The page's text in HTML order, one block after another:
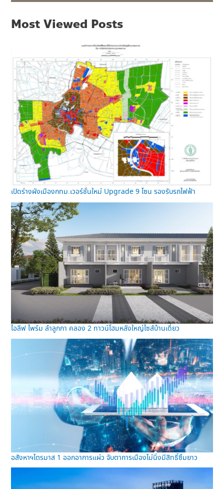
Most Viewed Posts
เปิดร่างผังเมืองกทม.เวอร์ชั่นใหม่ Upgrade 9 โซน รองรับรถไฟฟ้า
ไอลีฟ ไพร์ม ลำลูกกา คลอง 2 ทาวน์โฮมหลังใหญ่ไซส์บ้านเดี่ยว
อสังหาฯไตรมาส 1 ออกอาการแผ่ว จับตาการเมืองไม่นิ่งมีสิทธิ์ซึมยาว